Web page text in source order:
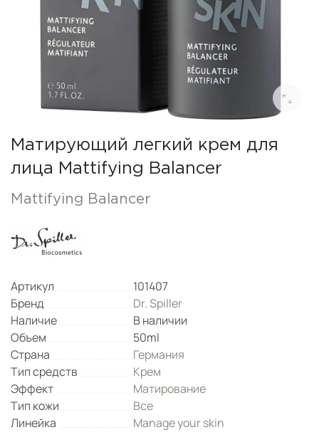
Матирующий легкий крем для
лица Mattifying Balancer
Mattifying Balancer
Артикул
101407
Бренд
Dr. Spiller
Наличие
В наличии
Объем
50ml
Страна
Германия
Тип средств
Крем
Эффект
Матирование
Тип кожи
Все
Линейка
Manage your skin